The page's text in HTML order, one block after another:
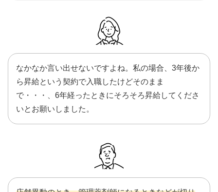
なかなか言い出せないですよね。私の場合、3年後か
ら昇給という契約で入職したけどそのまま
で・・・、6年経ったときにそろそろ昇給してくださ
いとお願いしました。